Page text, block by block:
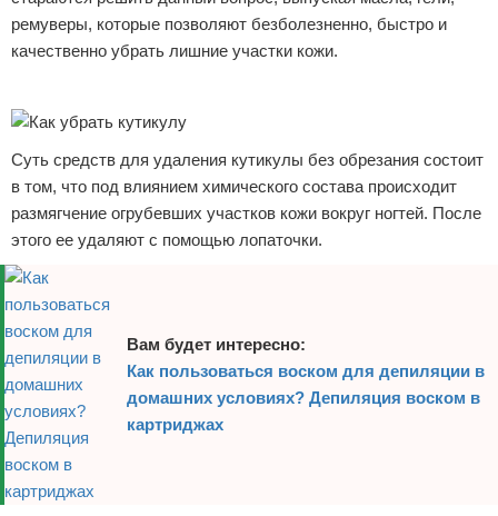
ремуверы, которые позволяют безболезненно, быстро и
качественно убрать лишние участки кожи.
Суть средств для удаления кутикулы без обрезания состоит
в том, что под влиянием химического состава происходит
размягчение огрубевших участков кожи вокруг ногтей. После
этого ее удаляют с помощью лопаточки.
Вам будет интересно:
Как пользоваться воском для депиляции в
домашних условиях? Депиляция воском в
картриджах